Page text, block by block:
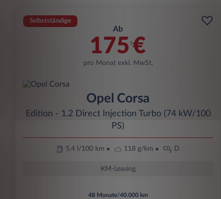
Selbstständige
Ab
175 1 €
pro Monat exkl. MwSt.
Opel Corsa
Edition - 1.2 Direct Injection Turbo (74 kW/100
PS)
5,4 l/100 km 118 g/km D
KM-Leasing
48 Monate/40.000 km